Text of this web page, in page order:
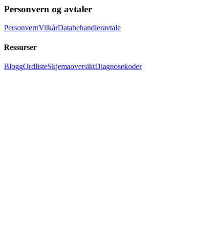
Personvern og avtaler
PersonvernVilkårDatabehandleravtale
Ressurser
BloggOrdlisteSkjemaoversiktDiagnosekoder